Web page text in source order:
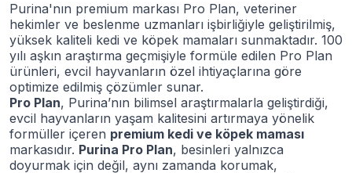
Purina'nın premium markası Pro Plan, veteriner
hekimler ve beslenme uzmanları işbirliğiyle geliştirilmiş,
yüksek kaliteli kedi ve köpek mamaları sunmaktadır. 100
yılı aşkın araştırma geçmişiyle formüle edilen Pro Plan
ürünleri, evcil hayvanların özel ihtiyaçlarına göre
optimize edilmiş çözümler sunar.
Pro Plan, Purina’nın bilimsel araştırmalarla geliştirdiği,
evcil hayvanların yaşam kalitesini artırmaya yönelik
formüller içeren premium kedi ve köpek maması
markasıdır. Purina Pro Plan, besinleri yalnızca
doyurmak için değil, aynı zamanda korumak,